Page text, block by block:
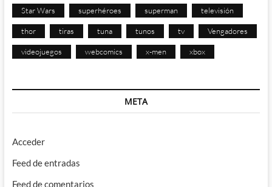
Star Wars superhéroes superman televisión
thor tiras tuna tunos tv Vengadores
videojuegos webcomics x-men xbox
META
Acceder
Feed de entradas
Feed de comentarios